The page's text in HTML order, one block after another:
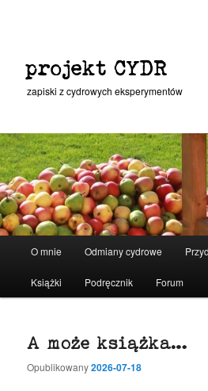
projekt CYDR
zapiski z cydrowych eksperymentów
O mnie Odmiany cydrowe
Książki Podręcznik Forum
A może książka…
Opublikowany2026-07-18